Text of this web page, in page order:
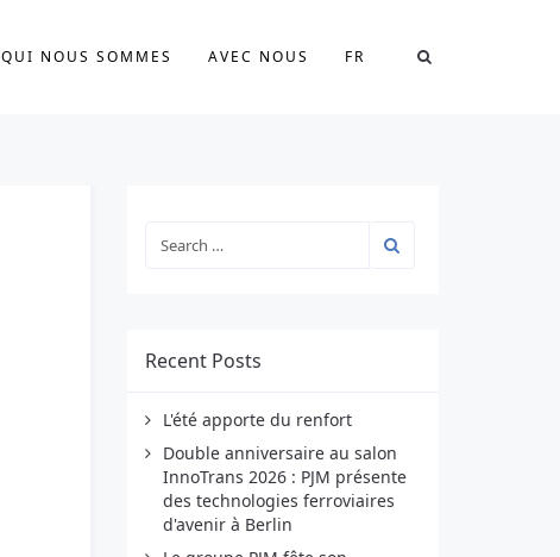
QUI NOUS SOMMES AVEC NOUS FR
Recent Posts
L'été apporte du renfort
Double anniversaire au salon
InnoTrans 2026 : PJM présente
des technologies ferroviaires
d'avenir à Berlin